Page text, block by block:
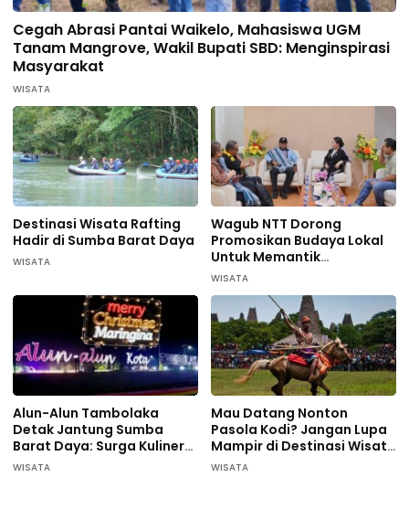
Cegah Abrasi Pantai Waikelo, Mahasiswa UGM
Tanam Mangrove, Wakil Bupati SBD: Menginspirasi
Masyarakat
WISATA
Destinasi Wisata Rafting
Hadir di Sumba Barat Daya
WISATA
Wagub NTT Dorong
Promosikan Budaya Lokal
Untuk Memantik
Wisatawan Datang di
WISATA
Alun-Alun Tambolaka
Detak Jantung Sumba
Barat Daya: Surga Kuliner
Pelaku UMKM
WISATA
Mau Datang Nonton
Pasola Kodi? Jangan Lupa
Mampir di Destinasi Wisata
ini…
WISATA